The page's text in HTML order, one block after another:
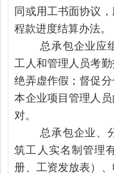
同或用工书面协议
程款进度结算办法。
总承包企业应
工人和管理人员考
绝弄虚作假；督促
本企业项目管理人
对。
总承包企业、
筑工人实名制管理
册、工资发放表）